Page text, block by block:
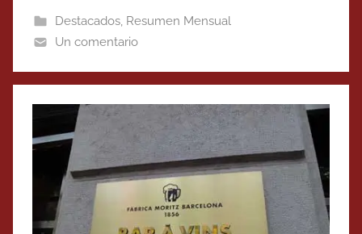
Destacados, Resumen Mensual
Un comentario